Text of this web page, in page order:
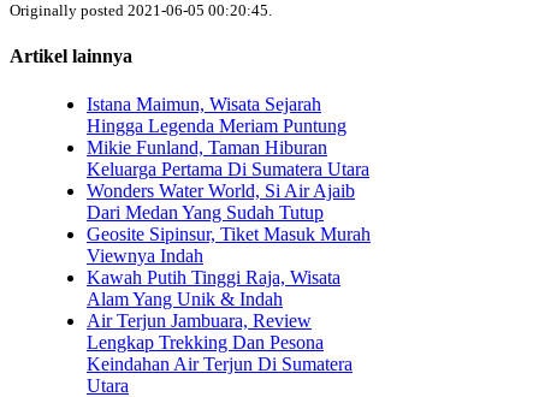
Originally posted 2021-06-05 00:20:45.
Artikel lainnya
Istana Maimun, Wisata Sejarah
Hingga Legenda Meriam Puntung
Mikie Funland, Taman Hiburan
Keluarga Pertama Di Sumatera Utara
Wonders Water World, Si Air Ajaib
Dari Medan Yang Sudah Tutup
Geosite Sipinsur, Tiket Masuk Murah
Viewnya Indah
Kawah Putih Tinggi Raja, Wisata
Alam Yang Unik & Indah
Air Terjun Jambuara, Review
Lengkap Trekking Dan Pesona
Keindahan Air Terjun Di Sumatera
Utara